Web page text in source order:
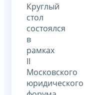
Круглый
стол
состоялся
в
рамках
II
Московского
юридического